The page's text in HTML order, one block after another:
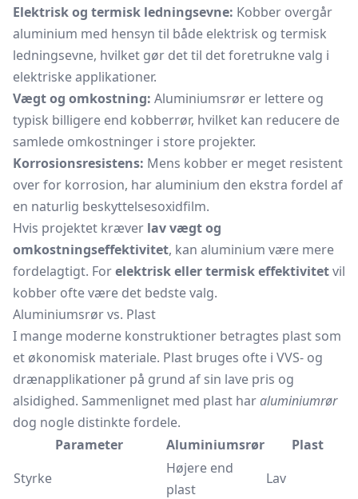
Elektrisk og termisk ledningsevne: Kobber overgår
aluminium med hensyn til både elektrisk og termisk
ledningsevne, hvilket gør det til det foretrukne valg i
elektriske applikationer.
Vægt og omkostning: Aluminiumsrør er lettere og
typisk billigere end kobberrør, hvilket kan reducere de
samlede omkostninger i store projekter.
Korrosionsresistens: Mens kobber er meget resistent
over for korrosion, har aluminium den ekstra fordel af
en naturlig beskyttelsesoxidfilm.
Hvis projektet kræver lav vægt og
omkostningseffektivitet, kan aluminium være mere
fordelagtigt. Forelektrisk eller termisk effektivitetvil
kobber ofte være det bedste valg.
Aluminiumsrør vs. Plast
I mange moderne konstruktioner betragtes plast som
et økonomisk materiale. Plast bruges ofte i VVS- og
drænapplikationer på grund af sin lave pris og
alsidighed. Sammenlignet med plast haraluminiumrør
dog nogle distinkte fordele.
Parameter
Aluminiumsrør
Plast
Styrke
Højere end
plast
Lav